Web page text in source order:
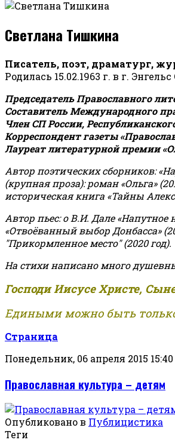
Светлана Тишкина
Писатель, поэт, драматург,
Родилась 15.02.1963 г. в г.
Председатель Православного
Составитель Международного
Член СП России,
Корреспондент газеты
Лауреат литературной премии
Автор поэтических сборников:
(крупная проза): роман «Ольга»
историческая книга «Тайны
Автор пьес: о В.И. Дале «Напутное
«Отвоёванный выбор Донбасса»
"Прикормленное место" (2020 год).
На стихи написано много
Господи Иисусе Христе,
Едиными можно быть
Страница
Понедельник, 06 апреля 2015 15:40
Православная культура – детям
Опубликовано в Публицистика
Теги